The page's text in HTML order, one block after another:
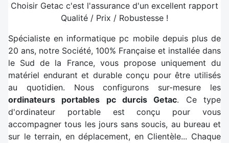
Choisir Getac c'est l'assurance d'un excellent rapport
Qualité / Prix / Robustesse !
Spécialiste en informatique pc mobile depuis plus de
20 ans, notre Société, 100% Française et installée dans
le Sud de la France, vous propose uniquement du
matériel endurant et durable conçu pour être utilisés
au quotidien. Nous configurons sur-mesure les
ordinateurs portables pc durcis Getac. Ce type
d'ordinateur portable est conçu pour vous
accompagner tous les jours sans soucis, au bureau et
sur le terrain, en déplacement, en Clientèle... Chaque